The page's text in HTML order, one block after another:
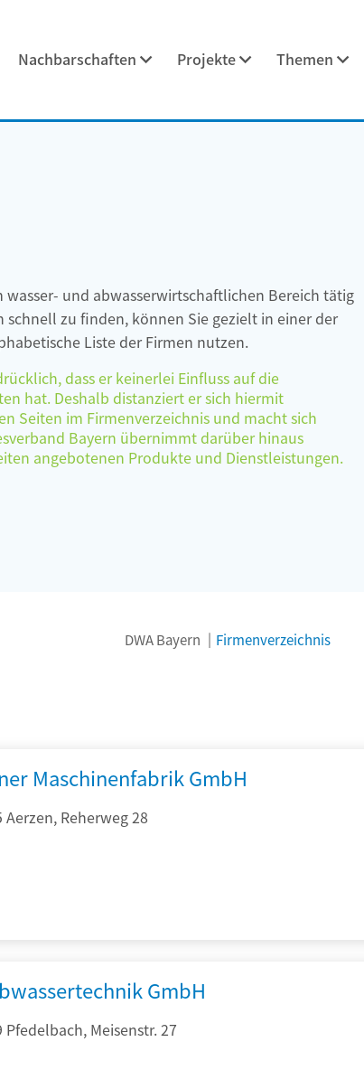
Nachbarschaften Projekte Themen
und abwasserwirtschaftlichen Bereich tätig
schnell zu finden, können Sie gezielt in einer der
Liste der Firmen nutzen.
dass er keinerlei Einfluss auf die
hat. Deshalb distanziert er sich hiermit
Seiten im Firmenverzeichnis und macht sich
Bayern übernimmt darüber hinaus
angebotenen Produkte und Dienstleistungen.
DWA Bayern Firmenverzeichnis
Maschinenfabrik GmbH
Aerzen, Reherweg 28
GmbH
Pfedelbach, Meisenstr. 27